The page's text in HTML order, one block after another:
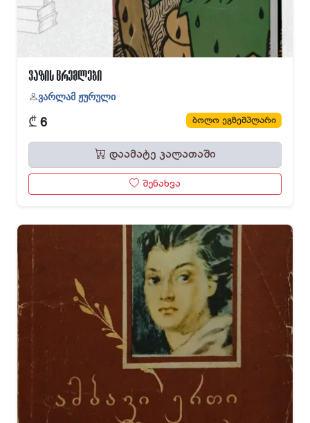
ვაზის ცრემლები
ვარლამ ჟურული
₾ 6 ბოლო ეგზემპლარი
დაამატე კალათაში
შენახვა